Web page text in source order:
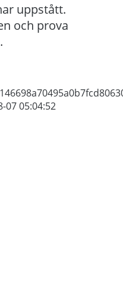
uppstått.
och prova
07 05:04:52